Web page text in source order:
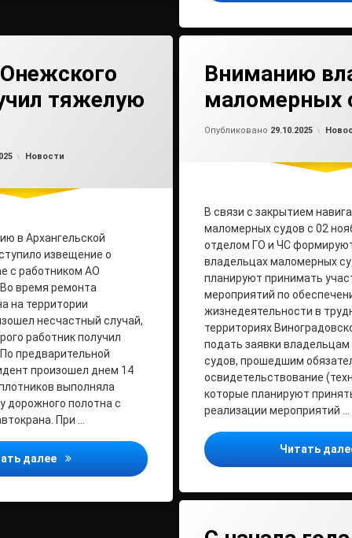
тяжелую
Рубрики:
Новости
в Архангельской
извещение о
с работником АО
время ремонта
на территории
несчастный случай,
работник получил
предварительной
произошел днем 14
выполняла
дорожного полотна с
При …
далее Плотник Онежского ЛДК получил тяжелую травму
Вниманию
маломерных
Опубликовано 29.10.2025
В связи с закрытием
маломерных судов с 02
отделом ГО и ЧС
владельцах маломерных
планируют принимать
мероприятий по
жизнедеятельности в
территориях
подать заявки
судов, прошедшим
освидетельствование
которые планируют
реализации мероприятий …
Читать